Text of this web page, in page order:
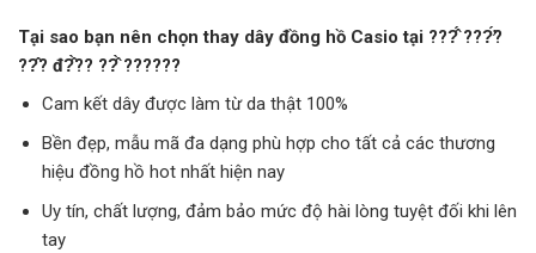
Tại sao bạn nên chọn thay dây đồng hồ Casio tại ???̂́ ???̛́?
??̂? đ?̂̀?? ??̂̀ ??????
Cam kết dây được làm từ da thật 100%
Bền đẹp, mẫu mã đa dạng phù hợp cho tất cả các thương
hiệu đồng hồ hot nhất hiện nay
Uy tín, chất lượng, đảm bảo mức độ hài lòng tuyệt đối khi lên
tay